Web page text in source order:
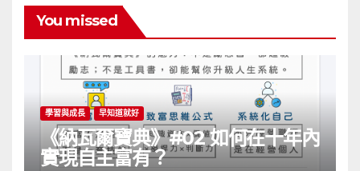
You missed
學習與成長 早知道就好
《納瓦爾寶典》#02 如何在十年內
實現自主富有？